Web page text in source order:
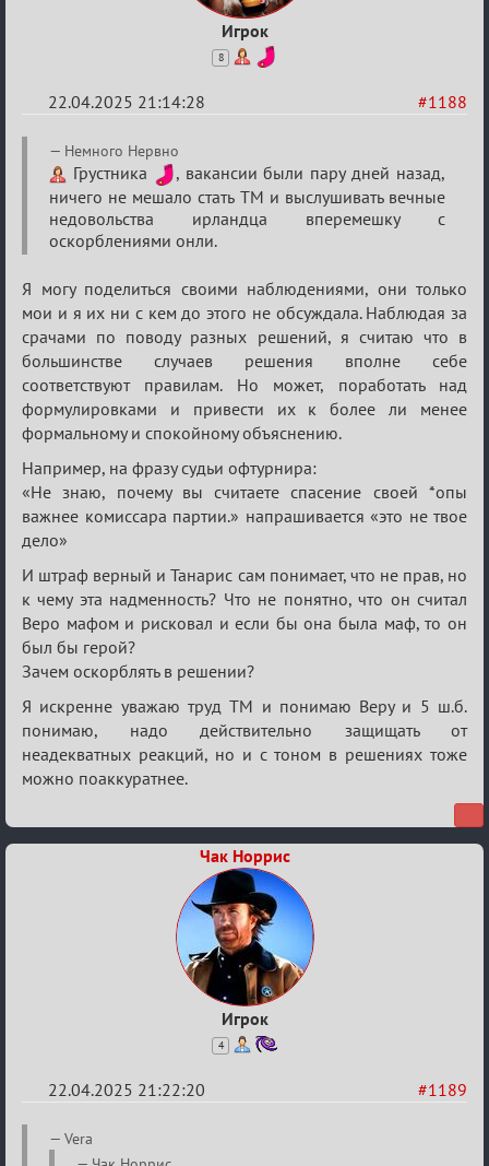
Игрок
8
#1188
22.04.2025 21:14:28
Re:
Разговоры
XIX
ТПК.
Немного Нервно
Грустника
, вакансии были пару дней назад,
ничего не мешало стать ТМ и выслушивать вечные
недовольства ирландца вперемешку с
оскорблениями онли.
Я могу поделиться своими наблюдениями, они только
мои и я их ни с кем до этого не обсуждала. Наблюдая за
срачами по поводу разных решений, я считаю что в
большинстве случаев решения вполне себе
соответствуют правилам. Но может, поработать над
формулировками и привести их к более ли менее
формальному и спокойному объяснению.
Например, на фразу судьи офтурнира:
«Не знаю, почему вы считаете спасение своей *опы
важнее комиссара партии.» напрашивается «это не твое
дело»
И штраф верный и Танарис сам понимает, что не прав, но
к чему эта надменность? Что не понятно, что он считал
Веро мафом и рисковал и если бы она была маф, то он
был бы герой?
Зачем оскорблять в решении?
Я искренне уважаю труд ТМ и понимаю Веру и 5 ш.б.
понимаю, надо действительно защищать от
неадекватных реакций, но и с тоном в решениях тоже
можно поаккуратнее.
Чак Норрис
Игрок
4
#1189
22.04.2025 21:22:20
Re: Vera